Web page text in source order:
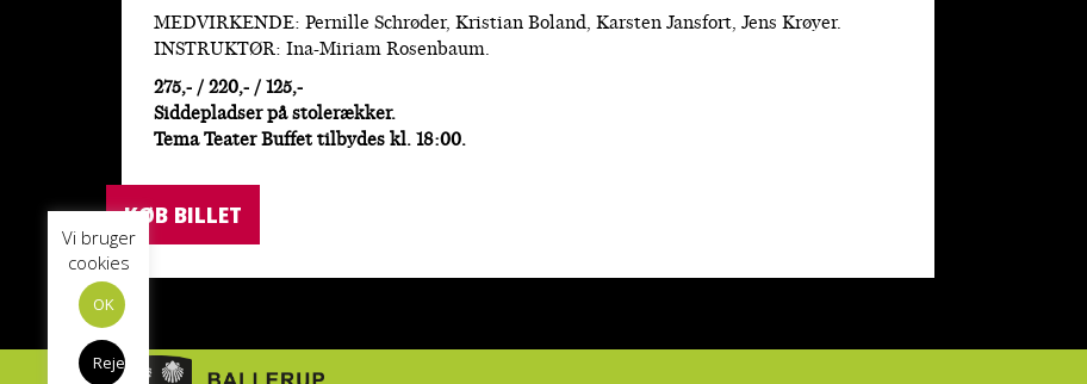
MEDVIRKENDE: Pernille Schrøder, Kristian Boland, Karsten Jansfort, Jens Krøyer.
INSTRUKTØR: Ina-Miriam Rosenbaum.
275,- / 220,- / 125,-
Siddepladser på stolerækker.
Tema Teater Buffet tilbydes kl. 18:00.
KØB BILLET
Vi bruger
cookies
OK
Reject